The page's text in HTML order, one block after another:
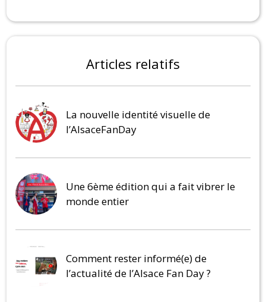
Articles relatifs
La nouvelle identité visuelle de
l’AlsaceFanDay
Une 6ème édition qui a fait vibrer le
monde entier
Comment rester informé(e) de
l’actualité de l’Alsace Fan Day ?